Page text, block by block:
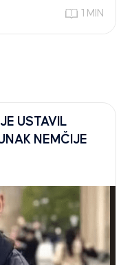
1 MIN
USTAVIL
NEMČIJE